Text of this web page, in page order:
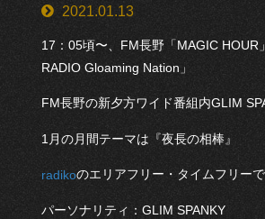
2021.01.13
17：05頃〜、FM長野「MAGIC
RADIO Gloaming Nation」
FM長野の新夕方ワイド番組内GLIM
1月の月間テーマは『夜長の相棒』
radikoのエリアフリー・タイムフリー
パーソナリティ：GLIM SPANKY